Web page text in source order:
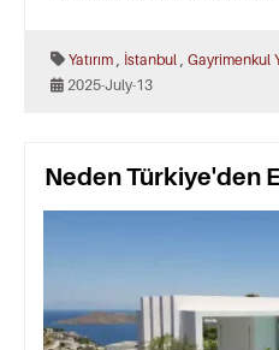
Yatırım İstanbul
Gayrimenkul
2025-July-13
Neden Türkiye'den